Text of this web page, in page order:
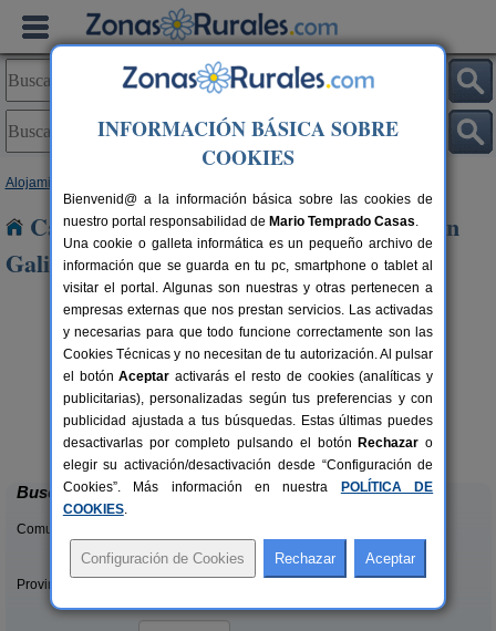
Alojamientos
Casas Rurales cerca de Quintana Martin
Galindez
6-7+1 pers.
desde22 €
Casa El Sauco
Ailanes de Zamanzas (Burgos)
Buscar
Comunidades:
Provincias/Islas:
INFORMACIÓN BÁSICA SOBRE
COOKIES
Bienvenid@ a la información básica sobre las cookies de
nuestro portal responsabilidad de Mario Temprado Casas.
Una cookie o galleta informática es un pequeño archivo de
información que se guarda en tu pc, smartphone o tablet al
visitar el portal. Algunas son nuestras y otras pertenecen a
empresas externas que nos prestan servicios. Las activadas
y necesarias para que todo funcione correctamente son las
Cookies Técnicas y no necesitan de tu autorización. Al pulsar
el botónAceptar activarás el resto de cookies (analíticas y
publicitarias), personalizadas según tus preferencias y con
publicidad ajustada a tus búsquedas. Estas últimas puedes
desactivarlas por completo pulsando el botón Rechazar o
elegir su activación/desactivación desde “Configuración de
Cookies”. Más información en nuestra
POLÍTICA DE
COOKIES.